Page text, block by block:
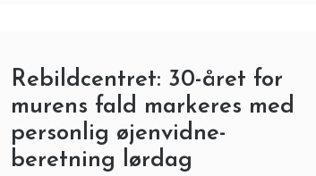
Rebildcentret: 30-året for
murens fald markeres med
personlig øjenvidne-
beretning lørdag